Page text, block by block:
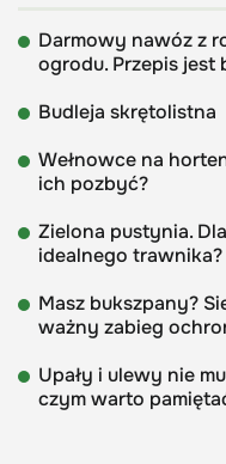
Darmowy nawóz z
ogrodu. Przepis jest
Budleja skrętolistna
Wełnowce na
ich pozbyć?
Zielona pustynia.
idealnego trawnika?
Masz bukszpany?
ważny zabieg
Upały i ulewy nie
czym warto